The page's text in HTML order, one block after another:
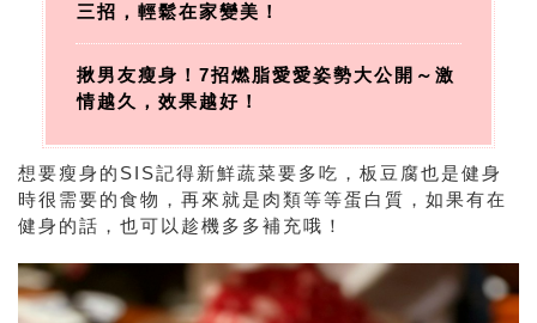
三招，輕鬆在家變美！
揪男友瘦身！7招燃脂愛愛姿勢大公開～激
情越久，效果越好！
想要瘦身的SIS記得新鮮蔬菜要多吃，板豆腐也是健身
時很需要的食物，再來就是肉類等等蛋白質，如果有在
健身的話，也可以趁機多多補充哦！